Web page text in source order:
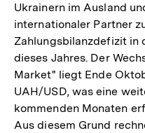
Ukrainern im Ausland
internationaler Partner
Zahlungsbilanzdefizit in
dieses Jahres. Der
Market" liegt Ende
UAH/USD, was eine
kommenden Monaten
Aus diesem Grund